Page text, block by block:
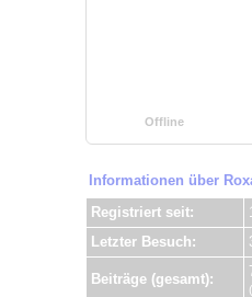
Offline
Informationen über
Registriert seit:
Letzter Besuch:
Beiträge (gesamt):
(